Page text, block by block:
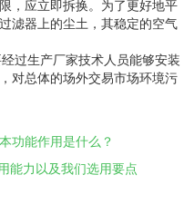
，应立即拆换。为了更好地平
滤器上的尘土，其稳定的空气
过生产厂家技术人员能够安装
对总体的场外交易市场环境污
功能作用是什么？
能力以及我们选用要点